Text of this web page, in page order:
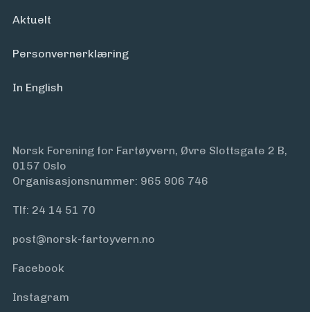
Aktuelt
Personvern­erklæring
In English
Norsk Forening for Fartøyvern, Øvre Slottsgate 2 B,
0157 Oslo
Organisasjonsnummer: 965 906 746
Tlf: 24 14 51 70
post@norsk-fartoyvern.no
Facebook
Instagram